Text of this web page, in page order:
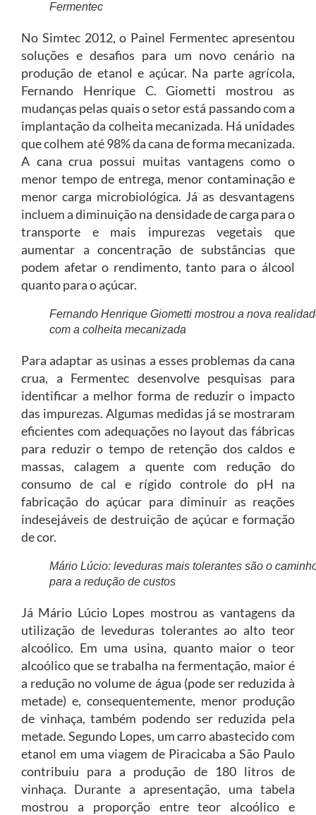
Fermentec
No Simtec 2012, o Painel Fermentec apresentou
soluções e desafios para um novo cenário na
produção de etanol e açúcar. Na parte agrícola,
Fernando Henrique C. Giometti mostrou as
mudanças pelas quais o setor está passando com a
implantação da colheita mecanizada. Há unidades
que colhem até 98% da cana de forma mecanizada.
A cana crua possui muitas vantagens como o
menor tempo de entrega, menor contaminação e
menor carga microbiológica. Já as desvantagens
incluem a diminuição na densidade de carga para o
transporte e mais impurezas vegetais que
aumentar a concentração de substâncias que
podem afetar o rendimento, tanto para o álcool
quanto para o açúcar.
Fernando Henrique Giometti mostrou a nova
com a colheita mecanizada
Para adaptar as usinas a esses problemas da cana
crua, a Fermentec desenvolve pesquisas para
identificar a melhor forma de reduzir o impacto
das impurezas. Algumas medidas já se mostraram
eficientes com adequações no layout das fábricas
para reduzir o tempo de retenção dos caldos e
massas, calagem a quente com redução do
consumo de cal e rígido controle do pH na
fabricação do açúcar para diminuir as reações
indesejáveis de destruição de açúcar e formação
de cor.
Mário Lúcio: leveduras mais tolerantes são o
para a redução de custos
Já Mário Lúcio Lopes mostrou as vantagens da
utilização de leveduras tolerantes ao alto teor
alcoólico. Em uma usina, quanto maior o teor
alcoólico que se trabalha na fermentação, maior é
a redução no volume de água (pode ser reduzida à
metade) e, consequentemente, menor produção
de vinhaça, também podendo ser reduzida pela
metade. Segundo Lopes, um carro abastecido com
etanol em uma viagem de Piracicaba a São Paulo
contribuiu para a produção de 180 litros de
vinhaça. Durante a apresentação, uma tabela
mostrou a proporção entre teor alcoólico e